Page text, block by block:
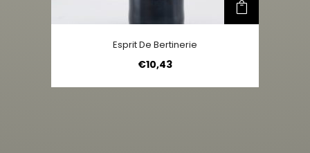
Esprit De Bertinerie
€10,43